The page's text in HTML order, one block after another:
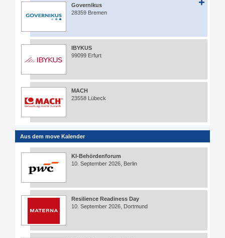
Governikus
28359 Bremen
IBYKUS
99099 Erfurt
MACH
23558 Lübeck
Aus dem move Kalender
KI-Behördenforum
10. September 2026, Berlin
Resilience Readiness Day
10. September 2026, Dortmund